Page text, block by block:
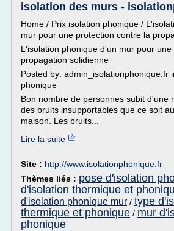
isolation des murs -
Home / Prix isolation phonique /
mur pour une protection contre la
L'isolation phonique d'un mur pour
propagation solidienne
Posted by: admin_isolationphonique.fr
phonique
Bon nombre de personnes subit d'une
des bruits insupportables que ce soit
maison. Les bruits...
Lire la suite
Site : http://www.isolationphonique.fr
Thèmes liés : pose d'isolation
d'isolation thermique et
d'isolation phonique mur / type
thermique et phonique / mur
phonique